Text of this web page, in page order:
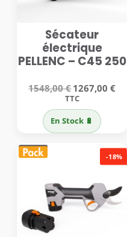
Sécateur
électrique
PELLENC – C45 250
1548,00€ Le
prix
était :
1548,00 €.
1267,00€Le
TTC
En Stock 🔋
-18%